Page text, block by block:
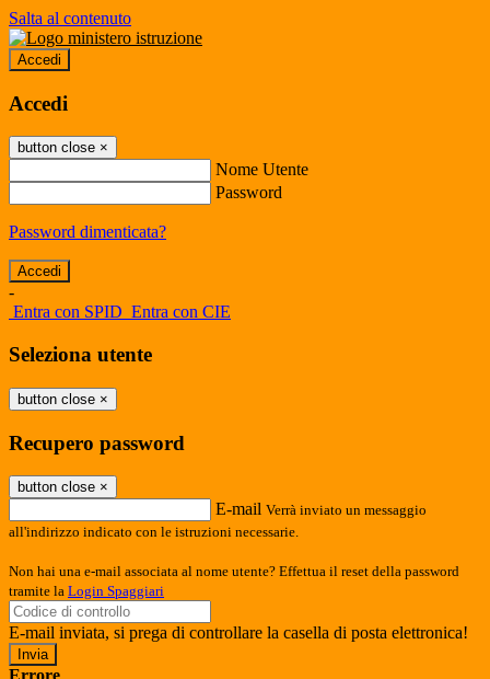
Salta al contenuto
Accedi
Accedi
button close ×
Nome Utente
Password
Password dimenticata?
-
Entra con SPID Entra con CIE
Seleziona utente
button close ×
Recupero password
button close ×
E-mail Verrà inviato un messaggio
all'indirizzo indicato con le istruzioni necessarie.
Non hai una e-mail associata al nome utente? Effettua il reset della password
tramite la Login Spaggiari
E-mail inviata, si prega di controllare la casella di posta elettronica!